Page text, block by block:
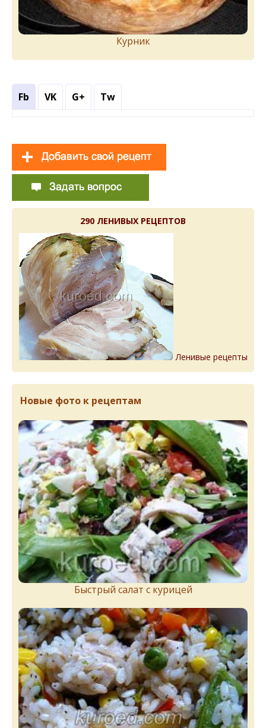
Курник
Fb VK G+ Tw
290 ЛЕНИВЫХ РЕЦЕПТОВ
Ленивые рецепты
Новые фото к рецептам
Быстрый салат с курицей